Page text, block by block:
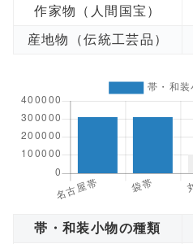
作家物（人間国宝）
産地物（伝統工芸品）
帯・和装小物の種類